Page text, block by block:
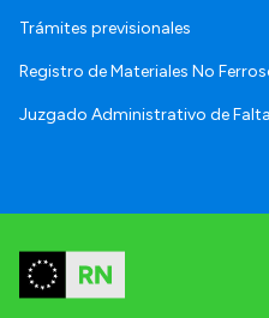
Trámites previsionales
Registro de Materiales No
Juzgado Administrativo de